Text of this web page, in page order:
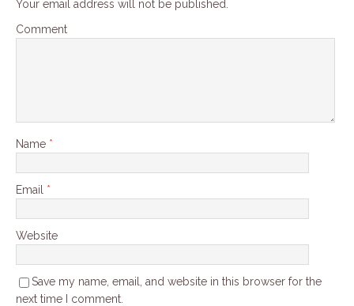
Your email address will not be published.
Comment
Name *
Email *
Website
Save my name, email, and website in this browser for the
next time I comment.